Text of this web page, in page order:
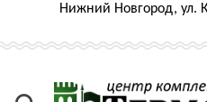
Нижний Новгород, ул.